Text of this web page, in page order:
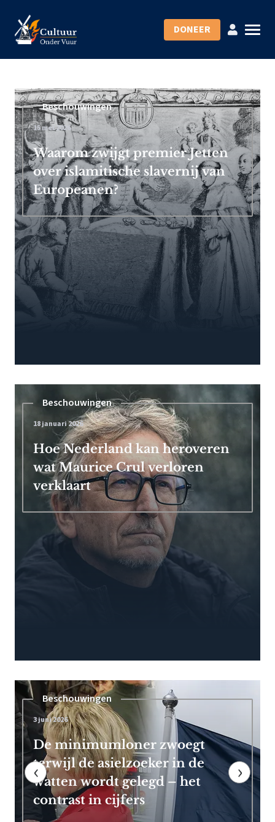
DONEER
Beschouwingen
15 mei 2026
Waarom zwijgt premier Jetten
over islamitische slavernij van
Europeanen?
Beschouwingen
18 januari 2026
Hoe Nederland kan heroveren
wat Maurice Crul verloren
verklaart
Pensioen
7 mei 2026
Frans Timmermans kan vroeg
met pensioen dankzij royale
EU-uitkering
‹ ›